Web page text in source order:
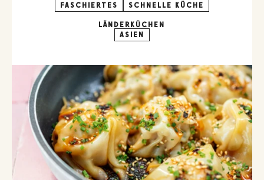
FASCHIERTES
SCHNELLE KÜCHE
LÄNDERKÜCHEN
ASIEN